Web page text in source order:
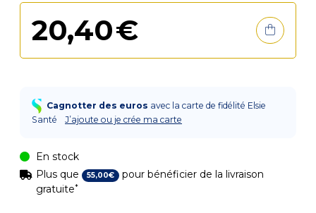
20,40€
Cagnotter des euros avec la carte de fidélité Elsie
Santé
J’ajoute ou je crée ma carte
En stock
Plus que
55,00€ pour bénéficier de la livraison
gratuite*